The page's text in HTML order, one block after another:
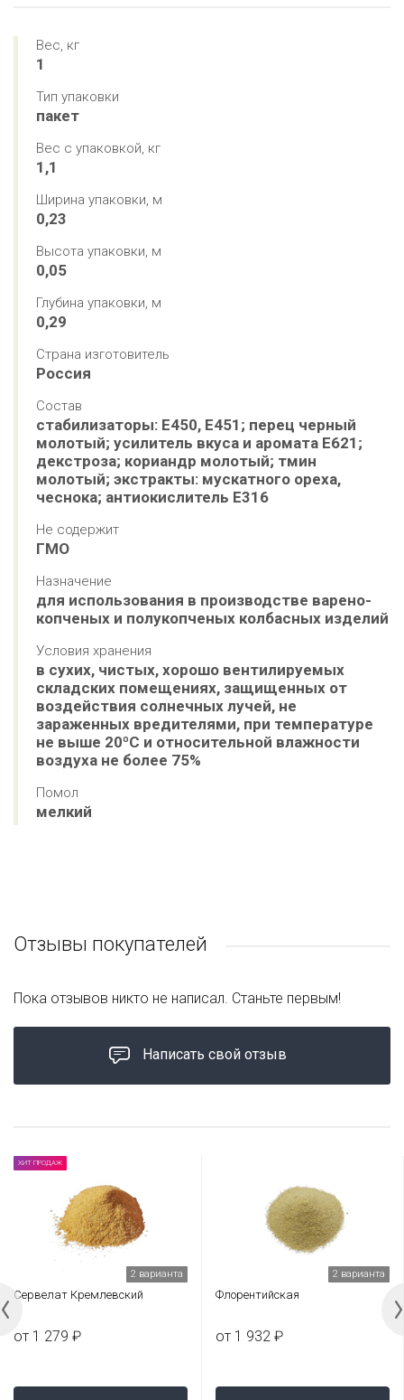
Вес, кг
1
Тип упаковки
пакет
Вес с упаковкой, кг
1,1
Ширина упаковки, м
0,23
Высота упаковки, м
0,05
Глубина упаковки, м
0,29
Страна изготовитель
Россия
Состав
стабилизаторы: Е450, E451; перец черный
молотый; усилитель вкуса и аромата Е621;
декстроза; кориандр молотый; тмин
молотый; экстракты: мускатного ореха,
чеснока; антиокислитель Е316
Не содержит
ГМО
Назначение
для использования в производстве варено-
копченых и полукопченых колбасных изделий
Условия хранения
в сухих, чистых, хорошо вентилируемых
складских помещениях, защищенных от
воздействия солнечных лучей, не
зараженных вредителями, при температуре
не выше 20ºС и относительной влажности
воздуха не более 75%
Помол
мелкий
Отзывы покупателей
Написать свой отзыв
Пока отзывов никто не написал. Станьте первым!
ХИТ ПРОДАЖ
2 варианта
Сервелат Кремлевский
от 1 279 ₽
2 варианта
Флорентийская
от 1 932 ₽